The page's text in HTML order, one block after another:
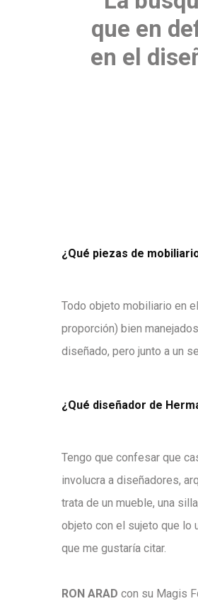
que en
en el
¿Qué piezas de
Todo objeto mobiliario en
proporción) bien
diseñado, pero junto a un
¿Qué diseñador de
Tengo que confesar que
involucra a diseñadores,
trata de un mueble, una
objeto con el sujeto que lo
que me gustaría citar.
RON ARAD con su Magis